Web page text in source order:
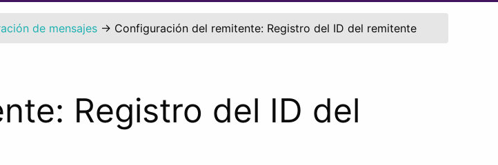
de mensajes → Configuración del remitente: Registro del ID del remitente
Registro del ID del